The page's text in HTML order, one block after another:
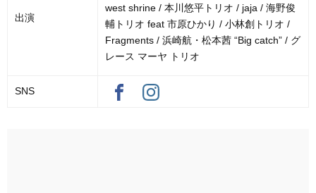
出演
west shrine / 本川悠平トリオ / jaja / 海野俊
輔トリオ feat 市原ひかり / 小林創トリオ /
Fragments / 浜崎航・松本茜 “Big catch” / グ
レース マーヤ トリオ
SNS